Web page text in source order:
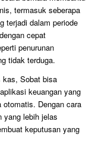
termasuk seberapa
terjadi dalam periode
cepat
penurunan
tidak terduga.
kas, Sobat bisa
keuangan yang
Dengan cara
yang lebih jelas
keputusan yang